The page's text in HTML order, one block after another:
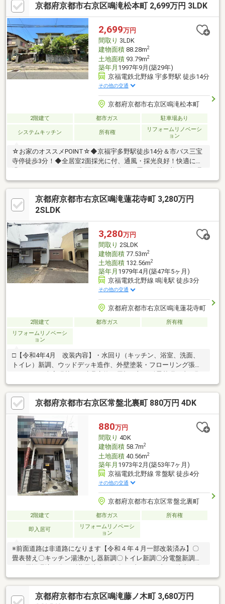
京都府京都市右京区鳴滝松本町 2,699万円 3LDK
2,699万円
間取り 3LDK
建物面積88.28m2
土地面積93.79m2
築年月 1997年9月(築29年)
京福電鉄北野線 宇多野駅 徒歩14分
その他の交通
京都府京都市右京区鳴滝松本町
2階建て 都市ガス 駐車場あり
システムキッチン 所有権
リフォームリノベーシ
ョン
☆お家のオススメPOINT☆◆京福宇多野駅徒歩14分＆市バス三宝
寺停徒歩3分！◆全居室2面採光に付、通風・採光良好！快適にお
境です！☆…リフォーム内容…☆◎キッチン新調・トイレ新調・洗
面化粧台新調・浴室新調・洗濯パン交換◎クロス貼替・床貼替・
まどり（洋室→LDK）・ハウスクリーニング など＼初めての方
でも安心！簡単ネット予約／【来場予約する】より、見学希望の
京都府京都市右京区鳴滝蓮花寺町 3,280万円
2SLDK
3,280万円
間取り 2SLDK
建物面積77.53m2
土地面積132.56m2
築年月 1979年4月(築47年5ヶ月)
京福電鉄北野線 鳴滝駅 徒歩3分
その他の交通
京都府京都市右京区鳴滝蓮花寺町
2階建て 都市ガス
所有権
リフォームリノベーシ
ョン
□【令和4年4月 改装内容】・水回り（キッチン、浴室、洗面、
トイレ）新調、ウッドデッキ造作、外壁塗装・フローリング張替
在は賃貸中 2026年7月末に退去予定※賃貸も同時募集 賃料12万
円
京都府京都市右京区常盤北裏町 880万円 4DK
880万円
間取り 4DK
建物面積58.7m2
土地面積40.56m2
築年月 1973年2月(築53年7ヶ月)
京福電鉄北野線 常盤駅 徒歩4分
その他の交通
京都府京都市右京区常盤北裏町
2階建て 都市ガス 所有権
即入居可
リフォームリノベーシ
ョン
※前面道路は非道路になります【令和４年４月一部改装済み】〇
畳表替え〇キッチン湯沸かし器新調〇トイレ新調〇分電盤新調な
〇業務スーパー 徒歩５分〇マツモト 徒歩５分〇いかりライク
ス 徒歩7分
京都府京都市右京区鳴滝藤ノ木町 3,680万円